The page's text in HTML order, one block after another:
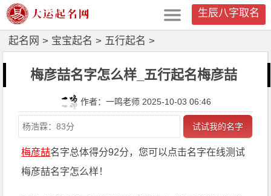
生辰八字取名
起名网 > 宝宝起名 > 五行起名 >
梅彦喆名字怎么样_五行起名梅彦喆
作者：一鸣老师 2025-10-03 06:46
试试我的名字
梅彦喆名字总体得分92分，您可以点击名字在线测试
梅彦喆名字怎么样！